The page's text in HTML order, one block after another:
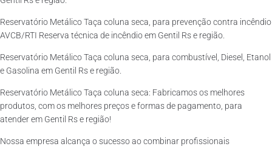
Reservatório Metálico Taça coluna seca, para prevenção contra incêndio
AVCB/RTI Reserva técnica de incêndio em Gentil Rs e região.
Reservatório Metálico Taça coluna seca, para combustível, Diesel, Etanol
e Gasolina em Gentil Rs e região.
Reservatório Metálico Taça coluna seca: Fabricamos os melhores
produtos, com os melhores preços e formas de pagamento, para
atender em Gentil Rs e região!
Nossa empresa alcança o sucesso ao combinar profissionais